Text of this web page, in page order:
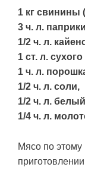
1 кг свинины
3 ч. л.
1/2 ч. л.
1 ст. л.
1 ч. л.
1/2 ч. л. соли,
1/2 ч. л.
1/4 ч. л.
Мясо по этому